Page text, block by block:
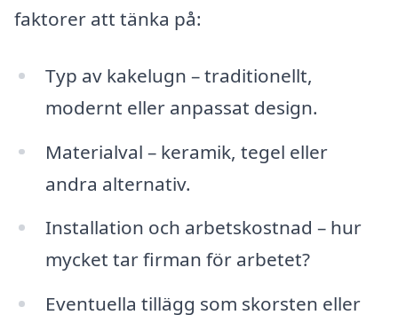
faktorer att tänka på:
Typ av kakelugn – traditionellt,
modernt eller anpassat design.
Materialval – keramik, tegel eller
andra alternativ.
Installation och arbetskostnad – hur
mycket tar firman för arbetet?
Eventuella tillägg som skorsten eller